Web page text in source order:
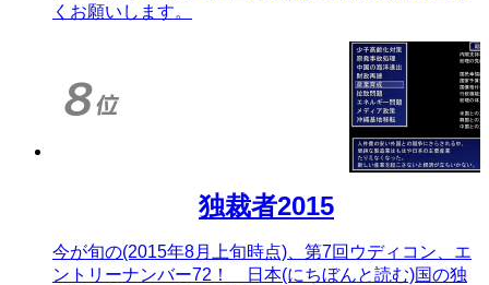
くお願いします。
独裁者2015
今が旬の(2015年8月上旬時点)、第7回ウディコン、エ
ントリーナンバー72！ 日本(にちぼんと読む)国の独